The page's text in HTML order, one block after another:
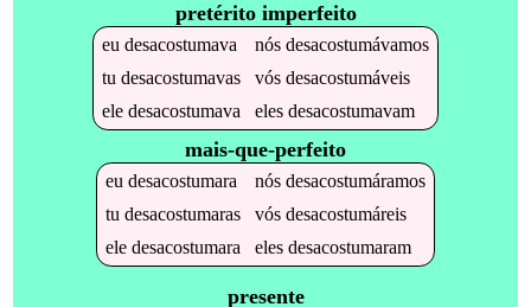
pretérito imperfeito
eu desacostumava nós desacostumávamos
tu desacostumavas vós desacostumáveis
ele desacostumava eles desacostumavam
mais-que-perfeito
eu desacostumara nós desacostumáramos
tu desacostumaras vós desacostumáreis
ele desacostumara eles desacostumaram
presente